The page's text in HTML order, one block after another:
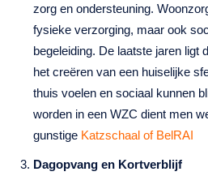
zorg en ondersteuning.
fysieke verzorging, maar ook
begeleiding. De laatste jaren ligt
het creëren van een huiselijke
thuis voelen en sociaal kunnen
worden in een WZC dient men
gunstige Katzschaal of BelRAI
Dagopvang en Kortverblijf